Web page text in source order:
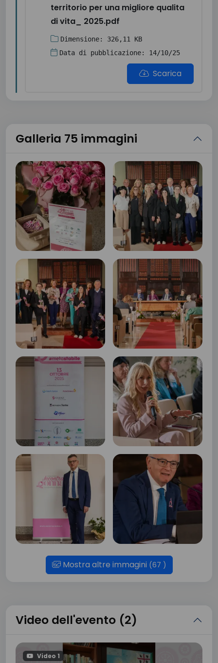
territorio per una migliore qualita
di vita_ 2025.pdf
Dimensione: 326,11 KB
Data di pubblicazione: 14/10/25
Scarica
Galleria 75 immagini
Mostra altre immagini (67 )
Video dell'evento (2)
Video 1